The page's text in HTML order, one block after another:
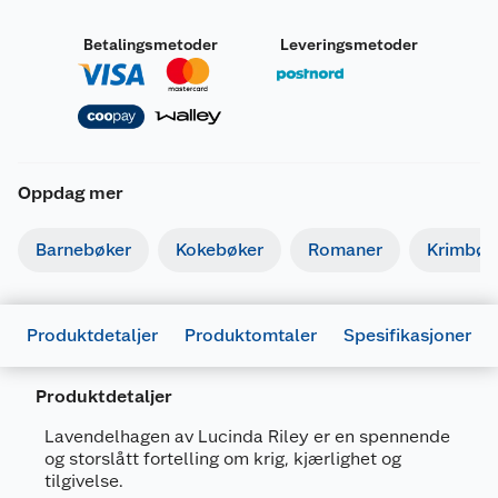
Betalingsmetoder Leveringsmetoder
Oppdag mer
Barnebøker Kokebøker Romaner
Produktdetaljer Produktomtaler Spesifikasjoner
Produktdetaljer
Lavendelhagen av Lucinda Riley er en spennende
og storslått fortelling om krig, kjærlighet og
tilgivelse.
Generelt